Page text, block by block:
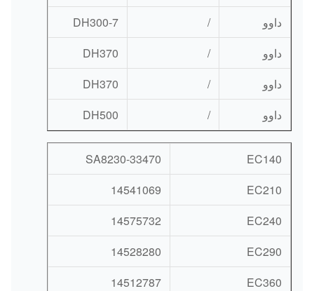
داوو
/
DH300-7
داوو
/
DH370
داوو
/
DH370
داوو
/
DH500
EC140
SA8230-33470
EC210
14541069
EC240
14575732
EC290
14528280
EC360
14512787